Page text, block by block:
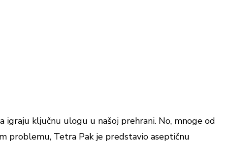
igraju ključnu ulogu u našoj prehrani. No, mnoge od
problemu, Tetra Pak je predstavio aseptičnu